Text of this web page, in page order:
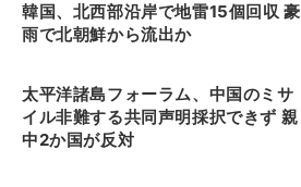
韓国、北西部沿岸で地雷15個回収 豪
雨で北朝鮮から流出か
太平洋諸島フォーラム、中国のミサ
イル非難する共同声明採択できず 親
中2か国が反対